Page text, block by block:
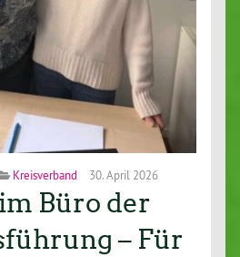
Kreisverband 30. April 2026
Büro der
– Für